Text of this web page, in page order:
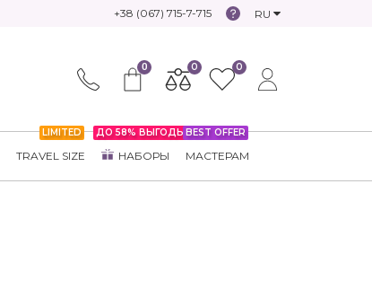
+38 (067) 715-7-715 RU
0 0 0
LIMITED
TRAVEL SIZE
ДО 58% ВЫГОДЫ
НАБОРЫ
BEST OFFER
МАСТЕРАМ